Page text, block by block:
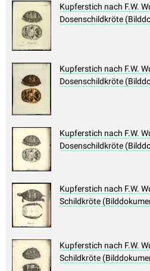
Kupferstich nach F.W.
Dosenschildkröte
Kupferstich nach F.W.
Dosenschildkröte
Kupferstich nach F.W.
Dosenschildkröte
Kupferstich nach F.W.
Schildkröte
Kupferstich nach F.W.
Schildkröte